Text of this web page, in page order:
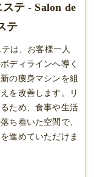
テ - Salon de
テ
は、お客様一人
ディラインへ導く
の痩身マシンを組
を改善します。リ
ため、食事や生活
ち着いた空間で、
進めていただけま